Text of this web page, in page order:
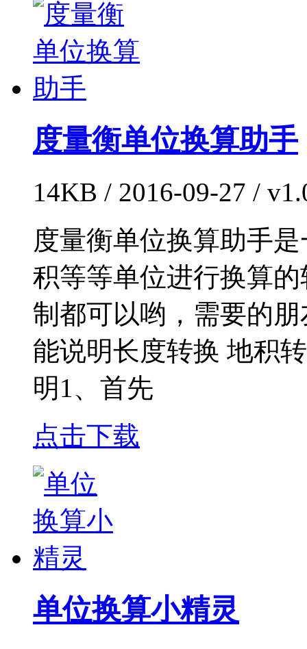
度量衡单位换算助手
14KB / 2016-09-27 /
度量衡单位换算助手
积等等单位进行换算
制都可以哟，需要的
能说明长度转换 地积
明1、首先
点击下载
单位换算小精灵